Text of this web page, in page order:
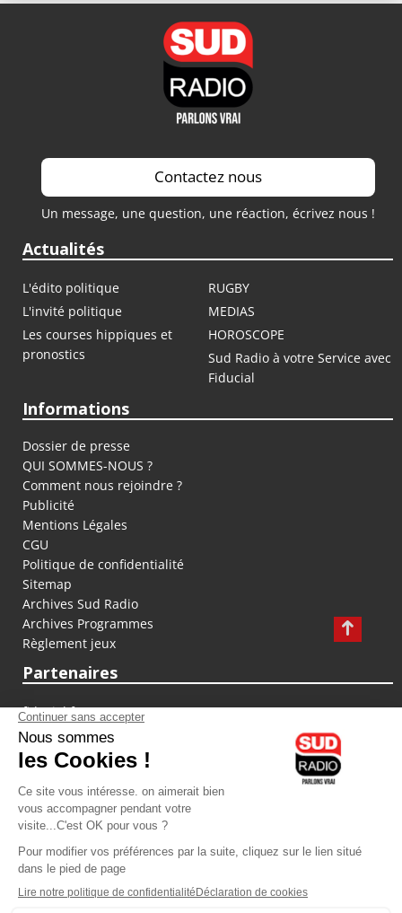
Contactez nous
Un message, une question, une réaction, écrivez nous !
Actualités
L'édito politique
RUGBY
L'invité politique
MEDIAS
Les courses hippiques et
pronostics
HOROSCOPE
Sud Radio à votre Service avec
Fiducial
Informations
Dossier de presse
QUI SOMMES-NOUS ?
Comment nous rejoindre ?
Publicité
Mentions Légales
CGU
Politique de confidentialité
Sitemap
Archives Sud Radio
Archives Programmes
Règlement jeux
Partenaires
fiducial.fr
lyoncapitale.fr
olympique-et-lyonnais.com
L'application Iphone / Android
Téléchargez l'application
Les cookies